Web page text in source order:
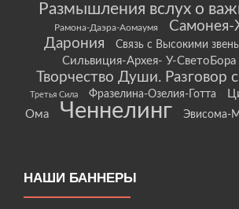
Размышления вслух о
Рамона-Даэра-Аомаумя
Дарония
Связь с Высокими
Сильвиция-Архея- У-СветоБора
Творчество Души. Разговор
Третья Сила Фразелина-Озелия-Готта
Ома
Ченнелинг Эвисома-
НАШИ БАННЕРЫ